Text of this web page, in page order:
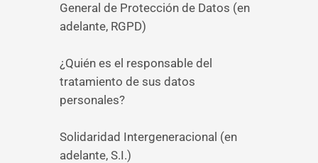
General de Protección de Datos (en
adelante, RGPD)
¿Quién es el responsable del
tratamiento de sus datos
personales?
Solidaridad Intergeneracional (en
adelante, S.I.)